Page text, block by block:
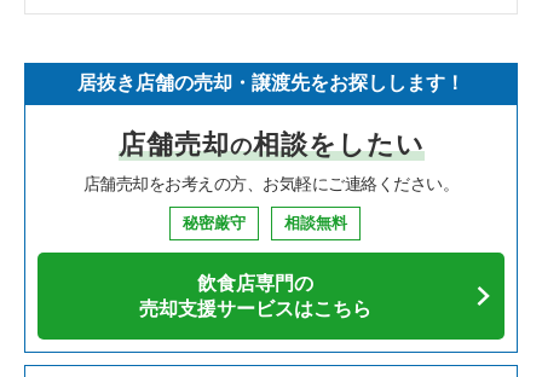
寿司の居抜き売却物件の案件一覧
焼肉の居抜き売却物件の案件一覧
鉄板焼き・お好み焼の居抜き売却物件の案件一覧
カフェの居抜き売却物件の案件一覧
テイクアウトの居抜き売却物件の案件一覧
神奈川県の飲食店の居抜き売却物件の案件一覧
大阪府の飲食店の居抜き売却物件の案件一覧
兵庫県の飲食店の居抜き売却物件の案件一覧
愛知県の飲食店の居抜き売却物件の案件一覧
岐阜県の飲食店の居抜き売却物件の案件一覧
新宿区の飲食店の居抜き売却物件の案件一覧
葛飾区の飲食店の居抜き売却物件の案件一覧
中央区の飲食店の居抜き売却物件の案件一覧
千代田区の飲食店の居抜き売却物件の案件一覧
港区の飲食店の居抜き売却物件の案件一覧
東京23区のイタリア料理の居抜き売却物件の案件一覧
東京23区の中華の居抜き売却物件の案件一覧
東京23区のそば・うどんの居抜き売却物件の案件一覧
東京23区の焼肉の居抜き売却物件の案件一覧
東京23区の鉄板焼き・お好み焼の居抜き売却物件の案件一覧
千代田区のフランス料理の居抜き売却物件の案件一覧
千代田区のイタリア料理の居抜き売却物件の案件一覧
千代田区の中華の居抜き売却物件の案件一覧
千代田区の寿司の居抜き売却物件の案件一覧
千代田区の焼肉の居抜き売却物件の案件一覧
居抜き店舗の売却・譲渡先をお探しします！
店舗売却の相談をしたい
店舗売却をお考えの方、お気軽にご連絡ください。
秘密厳守 相談無料
飲食店専門の
売却支援サービスはこちら